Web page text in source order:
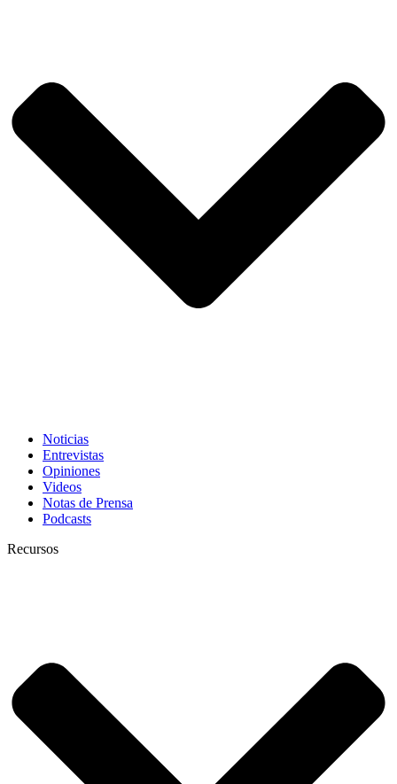
Noticias
Entrevistas
Opiniones
Videos
Notas de Prensa
Podcasts
Recursos